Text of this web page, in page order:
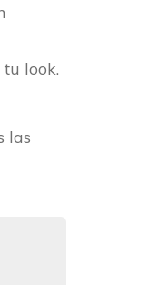
look.
las